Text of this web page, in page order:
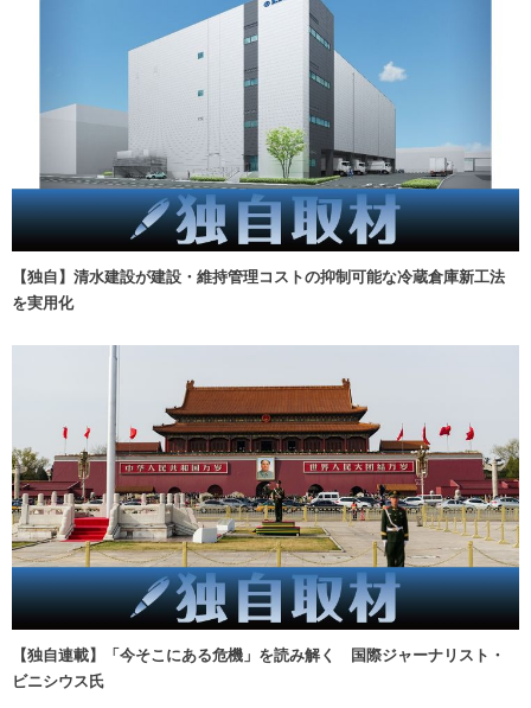
【独自】清水建設が建設・維持管理コストの抑制可能な冷蔵倉庫新工法
を実用化
【独自連載】「今そこにある危機」を読み解く 国際ジャーナリスト・
ビニシウス氏